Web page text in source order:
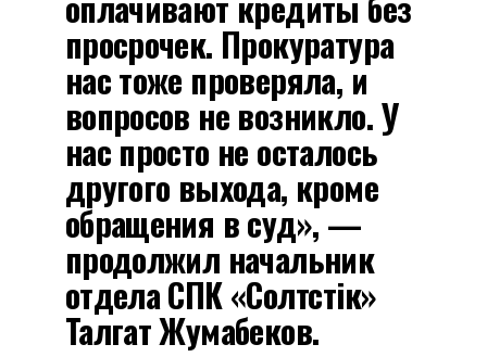
просрочек. Прокуратура
нас тоже проверяла, и
вопросов не возникло. У
нас просто не осталось
другого выхода, кроме
обращения в суд», —
продолжил начальник
отдела СПК «Солтүстік»
Талгат Жумабеков.